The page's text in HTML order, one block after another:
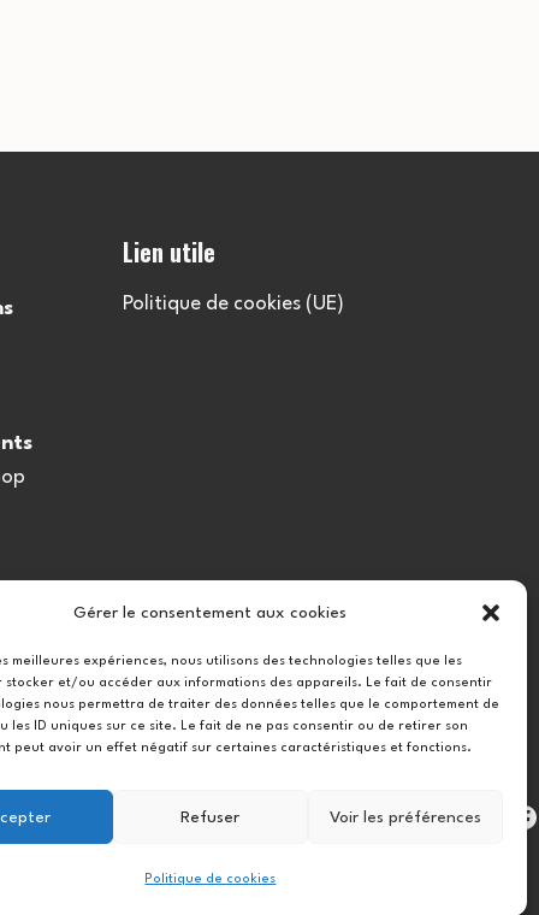
Gérer le consentement aux cookies
meilleures expériences, nous utilisons des technologies telles que les
stocker et/ou accéder aux informations des appareils. Le fait de consentir
nous permettra de traiter des données telles que le comportement de
les ID uniques sur ce site. Le fait de ne pas consentir ou de retirer son
peut avoir un effet négatif sur certaines caractéristiques et fonctions.
Refuser Voir les préférences
Politique de cookies
Lien utile
Politique de cookies (UE)